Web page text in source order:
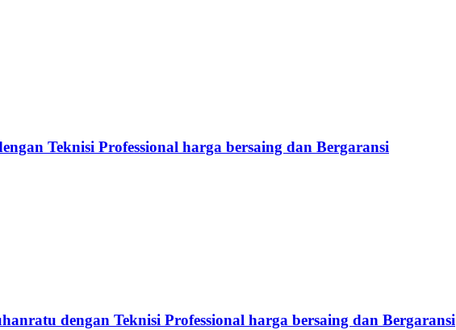
Teknisi Professional harga bersaing dan Bergaransi
dengan Teknisi Professional harga bersaing dan Bergaransi